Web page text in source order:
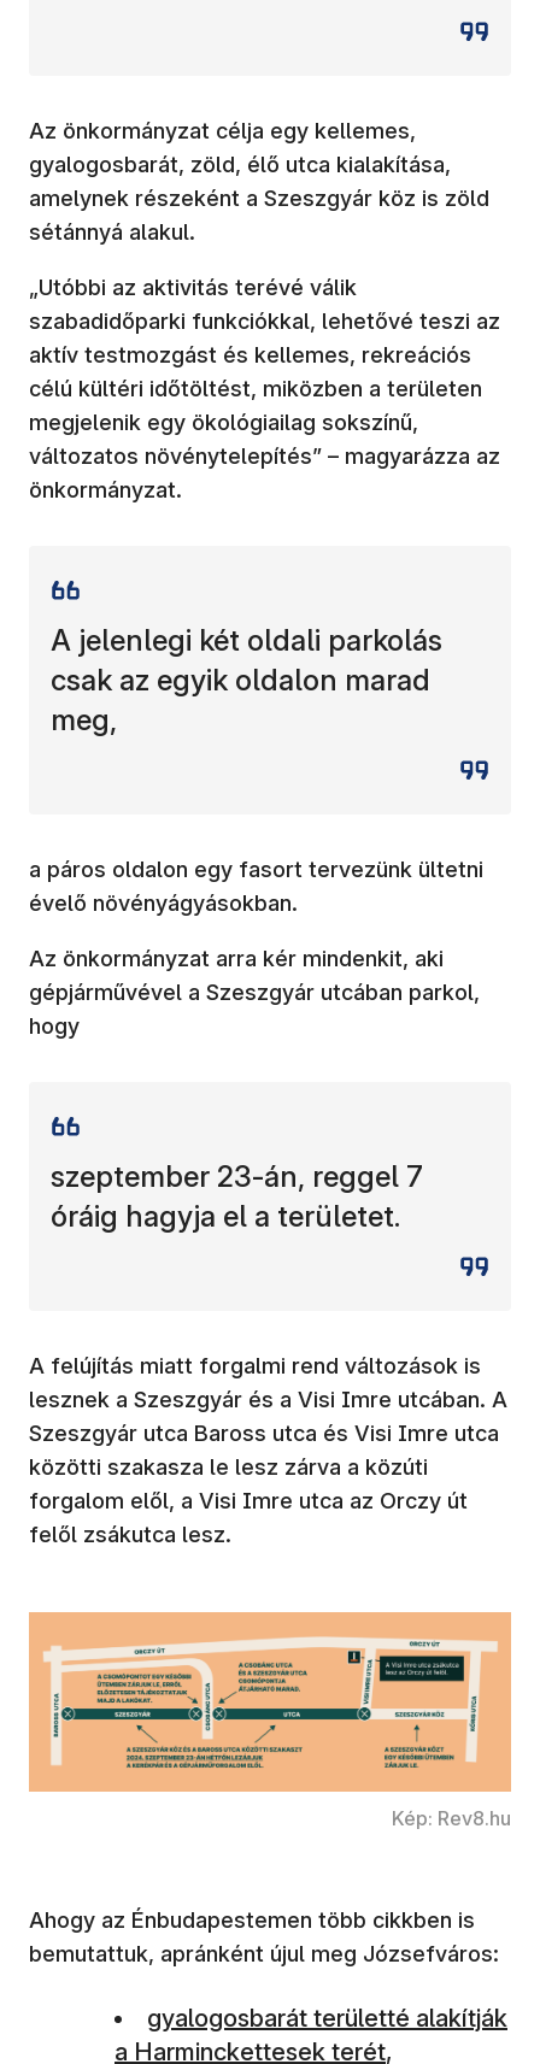
Az önkormányzat célja egy kellemes,
gyalogosbarát, zöld, élő utca kialakítása,
amelynek részeként a Szeszgyár köz is zöld
sétánnyá alakul.
„Utóbbi az aktivitás terévé válik
szabadidőparki funkciókkal, lehetővé teszi az
aktív testmozgást és kellemes, rekreációs
célú kültéri időtöltést, miközben a területen
megjelenik egy ökológiailag sokszínű,
változatos növénytelepítés” – magyarázza az
önkormányzat.
A jelenlegi két oldali parkolás
csak az egyik oldalon marad
meg,
a páros oldalon egy fasort tervezünk ültetni
évelő növényágyásokban.
Az önkormányzat arra kér mindenkit, aki
gépjárművével a Szeszgyár utcában parkol,
hogy
szeptember 23-án, reggel 7
óráig hagyja el a területet.
A felújítás miatt forgalmi rend változások is
lesznek a Szeszgyár és a Visi Imre utcában. A
Szeszgyár utca Baross utca és Visi Imre utca
közötti szakasza le lesz zárva a közúti
forgalom elől, a Visi Imre utca az Orczy út
felől zsákutca lesz.
Kép: Rev8.hu
Ahogy az Énbudapestemen több cikkben is
bemutattuk, apránként újul meg Józsefváros:
(új ablakban nyílik meg)
gyalogosbarát területté alakítják
a Harminckettesek terét,